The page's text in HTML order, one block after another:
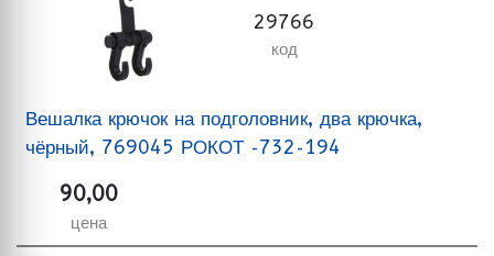
29766
код
Вешалка крючок на подголовник, два крючка,
чёрный, 769045 РОКОТ -732-194
90,00
цена